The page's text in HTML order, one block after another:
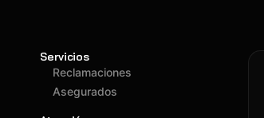
Servicios
Reclamaciones
Asegurados